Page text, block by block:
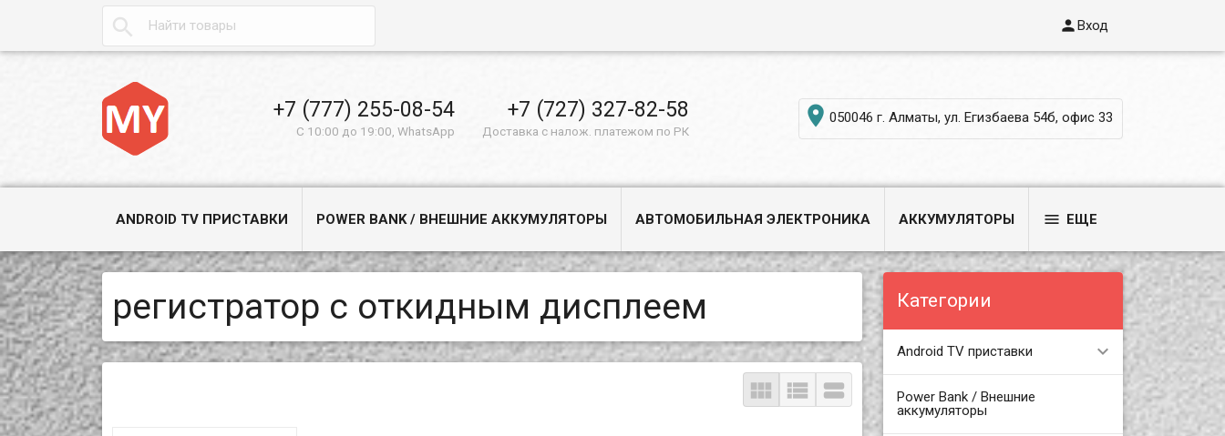
 Вход
+7 (777) 255-08-54
С 10:00 до 19:00, WhatsApp
+7 (727) 327-82-58
Доставка с налож. платежом по РК
 050046 г. Алматы, ул. Егизбаева 54б, офис 33
ANDROID TV ПРИСТАВКИ POWER BANK / ВНЕШНИЕ АККУМУЛЯТОРЫ АВТОМОБИЛЬНАЯ ЭЛЕКТРОНИКА АККУМУЛЯТОРЫ  ЕЩЕ
Категории
Android TV приставки
Power Bank / Внешние
аккумуляторы
регистратор с откидным дисплеем
  